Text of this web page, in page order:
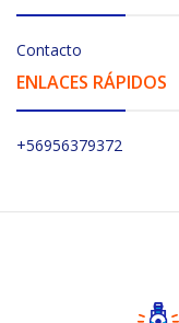
Contacto
ENLACES RÁPIDOS
+56956379372